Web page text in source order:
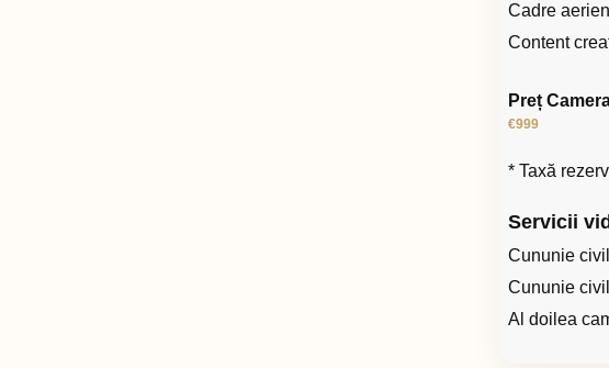
Cadre
Content
Preț
€999
* Taxă
Servicii
Cununie
Cununie
Al doilea